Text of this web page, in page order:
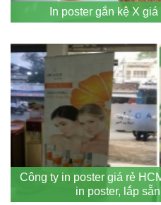
In poster gắn kệ X
Công ty in poster giá rẻ
in poster, lắp